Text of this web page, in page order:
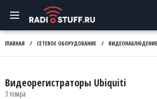
ГЛАВНАЯ / СЕТЕВОЕ ОБОРУДОВАНИЕ / ВИДЕОНАБЛЮДЕНИЕ
Видеорегистраторы Ubiquiti
3 товара